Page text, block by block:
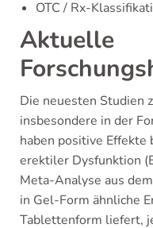
OTC / Rx-
Aktuelle
Die neuesten Studien
insbesondere in der
haben positive Effekte
erektiler Dysfunktion
Meta-Analyse aus
in Gel-Form ähnliche
Tablettenform liefert,